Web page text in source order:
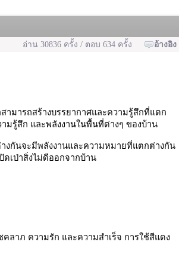
อ้างอิง
อ่าน 30836 ครั้ง / ตอบ 634 ครั้ง
ามารถสร้างบรรยากาศและความรู้สึกที่แตก
มรู้สึก และพลังงานในพื้นที่ต่างๆ ของบ้าน
งกันจะมีพลังงานและความหมายที่แตกต่างกัน
ดเป่าสิ่งไม่ดีออกจากบ้าน
าภ ความรัก และความสำเร็จ การใช้สีแดง